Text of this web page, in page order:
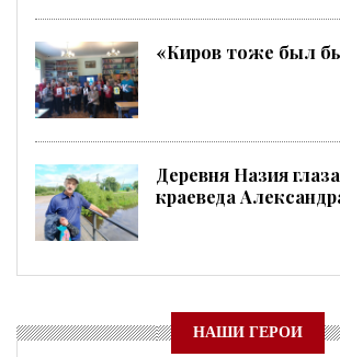
«Киров тоже был
Деревня Назия
краеведа
НАШИ ГЕРОИ